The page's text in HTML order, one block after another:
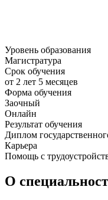
Уровень образования
Магистратура
Срок обучения
от 2 лет 5 месяцев
Форма обучения
Заочный
Онлайн
Результат обучения
Диплом
Карьера
Помощь с
О